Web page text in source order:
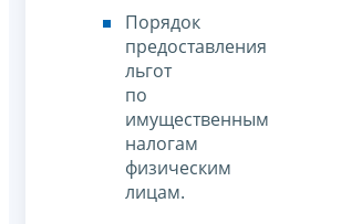
Порядок
предоставления
льгот
по
имущественным
налогам
физическим
лицам.